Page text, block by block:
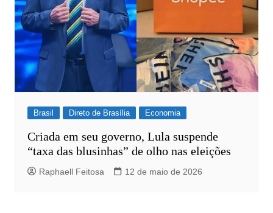
Brasil Direto de Brasília Economia
Criada em seu governo, Lula suspende
“taxa das blusinhas” de olho nas eleições
Raphaell Feitosa 12 de maio de 2026